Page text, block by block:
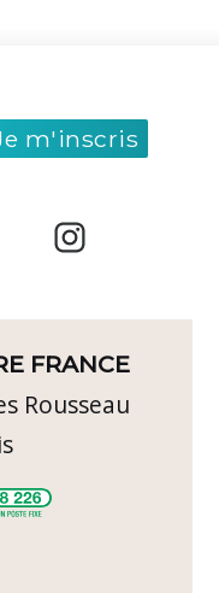
m'inscris
FRANCE
Rousseau